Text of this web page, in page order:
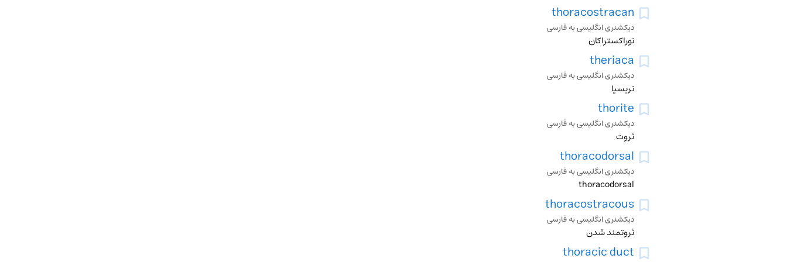
thoracostracan
دیکشنری انگلیسی به فارسی
توراكستراكان
theriaca
دیکشنری انگلیسی به فارسی
تریسیا
thorite
دیکشنری انگلیسی به فارسی
ثروت
thoracodorsal
دیکشنری انگلیسی به فارسی
thoracodorsal
thoracostracous
دیکشنری انگلیسی به فارسی
ثروتمند شدن
thoracic duct